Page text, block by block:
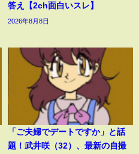
答え【2ch面白いスレ】
2026年8月8日
「ご夫婦でデートですか」と話
題！武井咲（32）、最新の自撮